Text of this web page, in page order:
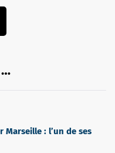
…
: l’un de ses